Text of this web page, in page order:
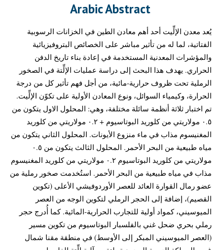
Arabic Abstract
يُعد معدن الإلِّيت أحد أهم معادن الطين في الخزانات الرسوبية
الفتاتية، لما له من تأثير مباشر على الخصائص البتروفيزيائية
والمؤشرات المعدنية المستخدمة في إعادة بناء تاريخ الدفن
الحراري. يهدف هذا البحث إلى دراسة عمليات الإلِّتة في الصخور
الرملية تحت ظروف حرارية‑مائية، من أجل فهم تأثير كل من درجة
الحرارة، وكيمياء السوائل، ونوع المعادن الأولية على تكوّن الإلِّيت.
تم اختبار ثلاثة أنظمة سائلة مختلفة، وهي: المحلول الاول يتكون من
٠.٥ مولاريتي من كلوريد البوتاسيوم + ٠.٢ مولاريتي من كلوريد
المغنيسوم مذاب في ماء منزوع الأيونات. المحلول الثاني يتكون من
مياه طبيعية من البحر الأحمر. المحلول الثالث يتكون من ٠.٥
مولاريتي من كلوريد البوتاسيوم ٠.٢ مولاريتي من كلوريد المغنيسوم
مذاب في مياه طبيعية من البحر الأحمر. استُخدمت صخور رملية من
عضو رمال القوارة العائد للعصر الأوردوفيشي الأعلى (تكوين
القصيم)، إضافة إلى الحجر الرملي لتكوين الوجه من العصر
الميوسيني، كمواد أولية للتجارب الحرارية‑المائية. كما أُدرج حجر
رملي بحري ضحل غني بالفلسبار البوتاسيوم من تكوين مسير
(العصر الميوسيني المبكر إلى الأوسط) في منطقة مقنا شمال